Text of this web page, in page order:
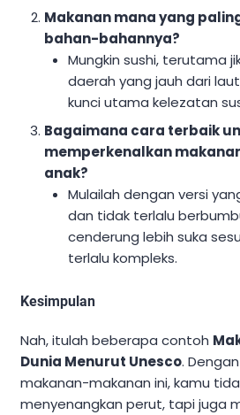
Makanan mana yang
bahan-bahannya?
Mungkin sushi, terutama
daerah yang jauh dari
kunci utama kelezatan
Bagaimana cara terbaik
memperkenalkan
anak?
Mulailah dengan versi
dan tidak terlalu
cenderung lebih suka
terlalu kompleks.
Kesimpulan
Nah, itulah beberapa contoh
Dunia Menurut Unesco.
makanan-makanan ini, kamu
menyenangkan perut, tapi juga